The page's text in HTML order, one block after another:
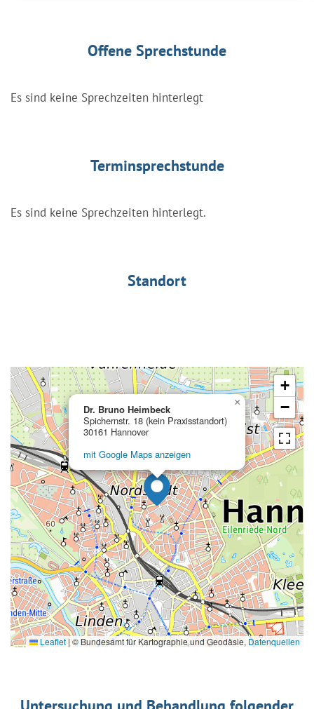
Offene Sprechstunde
Es sind keine Sprechzeiten hinterlegt
Terminsprechstunde
Es sind keine Sprechzeiten hinterlegt.
Standort
Dr. Bruno Heimbeck
Spichernstr. 18 (kein Praxisstandort)
30161 Hannover
mit Google Maps anzeigen
×
+
−
Leaflet | © Bundesamt für Kartographie und Geodäsie, Datenquellen